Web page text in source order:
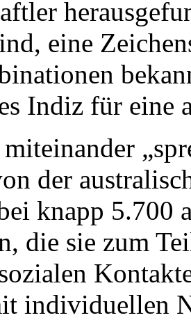
eine
Indiz für eine
der
knapp
die sie zum
individuellen